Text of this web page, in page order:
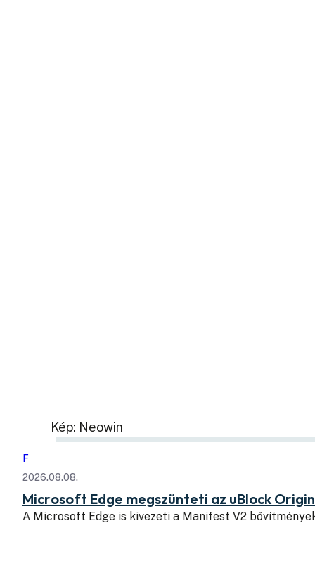
Kép: Neowin
F
2026.08.08.
Microsoft Edge megszünteti az uBlock
A Microsoft Edge is kivezeti a Manifest V2